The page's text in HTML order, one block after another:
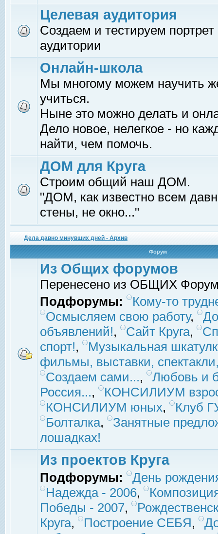
Целевая аудитория
Создаем и тестируем
аудитории
Онлайн-школа
Мы многому можем научить
учиться.
Ныне это можно делать и
Дело новое, нелегкое - но
найти, чем помочь.
ДОМ для Круга
Строим общий наш ДОМ.
"ДОМ, как известно всем
стены, не окно..."
Дела давно минувших дней - Архив
Форум
Из Общих форумов
Перенесено из ОБЩИХ
Подфорумы:
Кому-то
Осмысляем свою работу,
объявлений!, Сайт Круга,
спорт!,
Музыкальная
фильмы, выставки,
Создаем сами...,
Любовь и
Россия...,
КОНСИЛИУМ
КОНСИЛИУМ юных,
Клуб
Болталка,
Занятные
лошадках!
Из проектов Круга
Подфорумы:
День
Надежда - 2006,
Победы - 2007,
Круга, Построение СЕБЯ,